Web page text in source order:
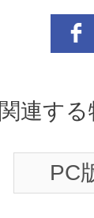
関連す
PC